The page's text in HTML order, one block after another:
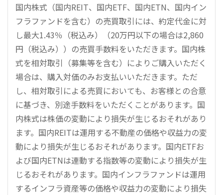
国内株式（国内REIT、国内ETF、国内ETN、国内イン
フラファンドを含む）の売買取引には、約定代金に対
し最大1.43％（税込み）（20万円以下の場合は2,860
円（税込み））の売買手数料をいただきます。国内株
式を相対取引（募集等を含む）によりご購入いただく
場合は、購入対価のみお支払いいただきます。ただ
し、相対取引による売買においても、お客様との合意
に基づき、別途手数料をいただくことがあります。国
内株式は株価の変動により損失が生じるおそれがあり
ます。国内REITは運用する不動産の価格や収益力の変
動により損失が生じるおそれがあります。国内ETFお
よび国内ETNは連動する指数等の変動により損失が生
じるおそれがあります。国内インフラファンドは運用
するインフラ資産等の価格や収益力の変動により損失